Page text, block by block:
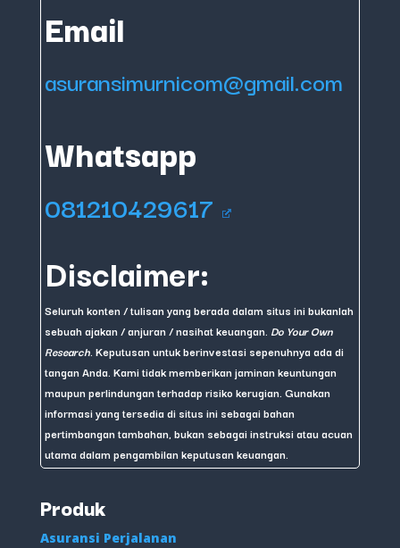
Email
asuransimurnicom@gmail.com
Whatsapp
081210429617
Disclaimer:
Seluruh konten / tulisan yang berada dalam situs ini bukanlah
sebuah ajakan / anjuran / nasihat keuangan. Do Your Own
Research . Keputusan untuk berinvestasi sepenuhnya ada di
tangan Anda. Kami tidak memberikan jaminan keuntungan
maupun perlindungan terhadap risiko kerugian. Gunakan
informasi yang tersedia di situs ini sebagai bahan
pertimbangan tambahan, bukan sebagai instruksi atau acuan
utama dalam pengambilan keputusan keuangan.
Produk
Asuransi Perjalanan